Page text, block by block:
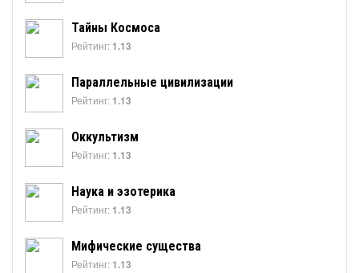
Тайны Космоса
Рейтинг: 1.13
Параллельные цивилизации
Рейтинг: 1.13
Оккультизм
Рейтинг: 1.13
Наука и эзотерика
Рейтинг: 1.13
Мифические существа
Рейтинг: 1.13